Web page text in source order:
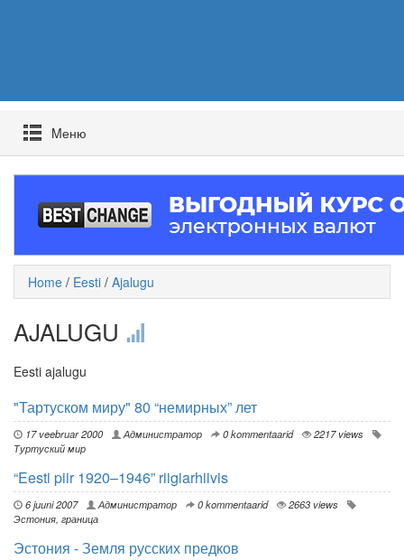
Mеню
Home / Eesti / Ajalugu
AJALUGU
Eesti ajalugu
"Тартуском миру" 80 “немирных” лет
17 veebruar 2000 Администратор 0 kommentaarid
2217 views
Туртуский мир
“Eesti piir 1920–1946” riigiarhiivis
6 juuni 2007 Администратор 0 kommentaarid
2663 views
Эстония, граница
Эстония - Земля русских предков